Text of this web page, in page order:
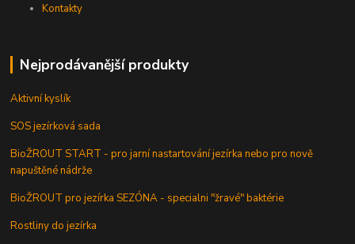
Kontakty
Nejprodávanější produkty
Aktivní kyslík
SOS jezírková sada
BioŽROUT START - pro jarní nastartování jezírka nebo pro nově
napuštěné nádrže
BioŽROUT pro jezírka SEZÓNA - specialni "žravé" baktérie
Rostliny do jezírka